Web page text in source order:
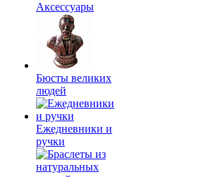
Аксессуары
Бюсты великих
людей
Ежедневники и
ручки